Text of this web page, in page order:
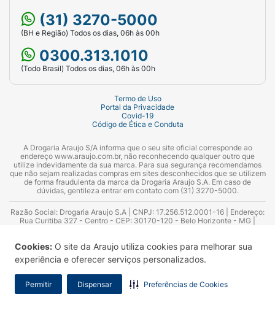
Cookies: O site da Araujo utiliza cookies para melhorar sua
experiência e oferecer serviços personalizados.
Permitir Dispensar Preferências de Cookies
(31) 3270-5000
(BH e Região) Todos os dias, 06h às 00h
0300.313.1010
(Todo Brasil) Todos os dias, 06h às 00h
Termo de Uso
Portal da Privacidade
Covid-19
Código de Ética e Conduta
A Drogaria Araujo S/A informa que o seu site oficial corresponde ao
endereço www.araujo.com.br, não reconhecendo qualquer outro que
utilize indevidamente da sua marca. Para sua segurança recomendamos
que não sejam realizadas compras em sites desconhecidos que se utilizem
de forma fraudulenta da marca da Drogaria Araujo S.A. Em caso de
dúvidas, gentileza entrar em contato com (31) 3270-5000.
Razão Social: Drogaria Araujo S.A | CNPJ: 17.256.512.0001-16 | Endereço:
Rua Curitiba 327 - Centro - CEP: 30170-120 - Belo Horizonte - MG |
Azevedo Guimarães – CRF 10.965 | Yasmin Silva Alvarenga – CRF 52.584 -
Consultor substituto: Thiago Aguiar Pinheiro - CRF Nº 13.748. Alvará
Sanitário: 2025020713 | Autorização de Funcionamento da Empresa (AFE):